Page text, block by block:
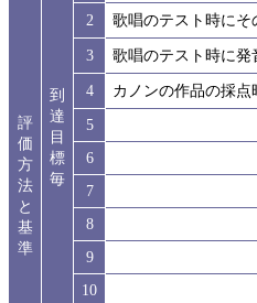
評
価
方
法
と
基
準
到
達
目
標
毎
2
歌唱のテスト時にそ
3
歌唱のテスト時に発
4
カノンの作品の採点
5
6
7
8
9
10